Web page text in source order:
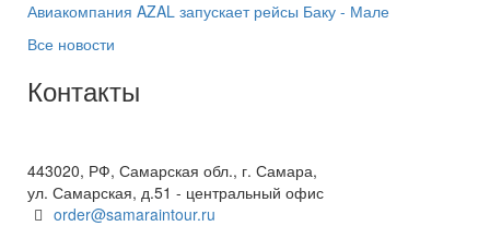
Авиакомпания AZAL запускает рейсы Баку - Мале
Все новости
Контакты
443020, РФ, Самарская обл., г. Самара,
ул. Самарская, д.51 - центральный офис
order@samaraintour.ru